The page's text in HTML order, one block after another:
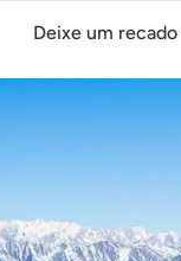
Deixe um recado